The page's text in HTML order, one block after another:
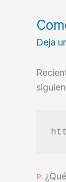
a
https
en
Deja
P.